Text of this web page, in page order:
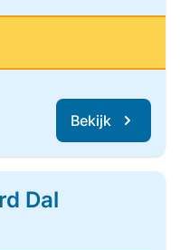
Bekijk
Dal